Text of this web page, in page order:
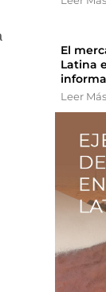
El
Latina
Leer